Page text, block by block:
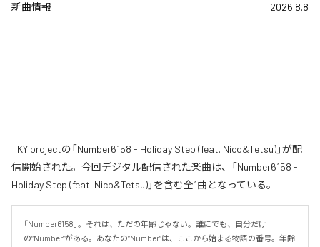
新曲情報 2026.8.8
TKY projectの「Number6158 - Holiday Step (feat. Nico&Tetsu)」が配
信開始された。今回デジタル配信された楽曲は、「Number6158 -
Holiday Step (feat. Nico&Tetsu)」を含む全1曲となっている。
「Number6158」。それは、ただの年齢じゃない。誰にでも、自分だけ
の“Number”がある。あなたの“Number”は、ここから始まる物語の番号。年齢